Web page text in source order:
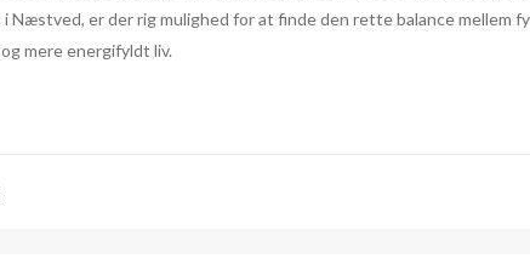
Næstved, er der rig mulighed for at finde den rette balance
mere energifyldt liv.